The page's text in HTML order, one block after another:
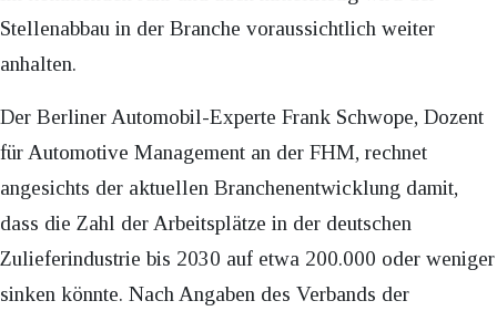
Stellenabbau in der Branche voraussichtlich weiter
anhalten.
Der Berliner Automobil-Experte Frank Schwope, Dozent
für Automotive Management an der FHM, rechnet
angesichts der aktuellen Branchenentwicklung damit,
dass die Zahl der Arbeitsplätze in der deutschen
Zulieferindustrie bis 2030 auf etwa 200.000 oder weniger
sinken könnte. Nach Angaben des Verbands der